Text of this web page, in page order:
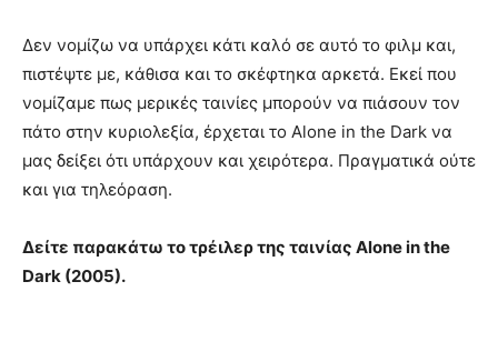
Δεν νομίζω να υπάρχει κάτι καλό σε αυτό το φιλμ και,
πιστέψτε με, κάθισα και το σκέφτηκα αρκετά. Εκεί που
νομίζαμε πως μερικές ταινίες μπορούν να πιάσουν τον
πάτο στην κυριολεξία, έρχεται το Alone in the Dark να
μας δείξει ότι υπάρχουν και χειρότερα. Πραγματικά ούτε
και για τηλεόραση.
Δείτε παρακάτω το τρέιλερ της ταινίας Alone in the
Dark (2005).